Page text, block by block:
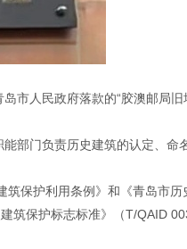
市人民政府落款的“胶澳邮局旧
部门负责历史建筑的认定、命
筑保护利用条例》和《青岛市历
筑保护标志标准》（T/QAID